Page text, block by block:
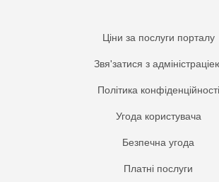
Ціни за послуги порталу
Звя'затися з
Політика конфіденційності
Угода користувача
Безпечна угода
Платнi послуги